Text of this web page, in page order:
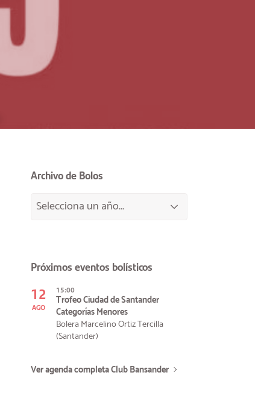
Archivo de Bolos
Próximos eventos bolísticos
12
AGO
15:00
Trofeo Ciudad de Santander
Categorías Menores
Bolera Marcelino Ortiz Tercilla
(Santander)
Ver agenda completa Club Bansander